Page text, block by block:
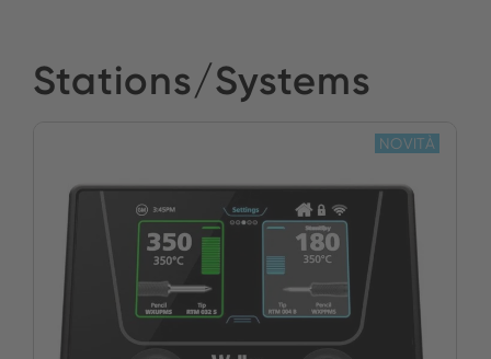
Stations/Systems
NOVITÀ